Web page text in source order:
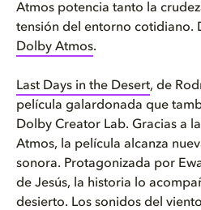
Atmos potencia tanto la
tensión del entorno cotidiano.
Dolby Atmos.
Last Days in the Desert, de
película galardonada que
Dolby Creator Lab. Gracias a
Atmos, la película alcanza
sonora. Protagonizada por
de Jesús, la historia lo
desierto. Los sonidos del